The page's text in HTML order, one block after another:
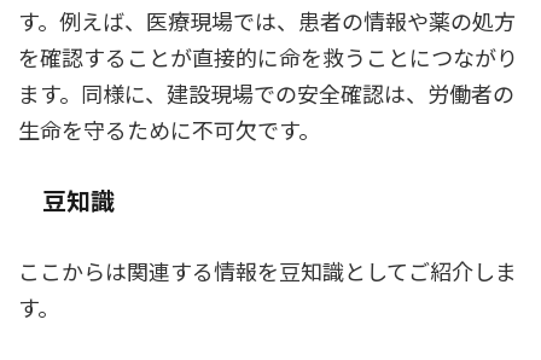
す。例えば、医療現場では、患者の情報や薬の処方
を確認することが直接的に命を救うことにつながり
ます。同様に、建設現場での安全確認は、労働者の
生命を守るために不可欠です。
豆知識
ここからは関連する情報を豆知識としてご紹介しま
す。